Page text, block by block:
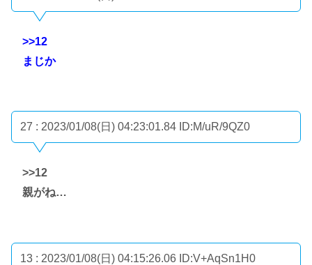
>>12
まじか
27 : 2023/01/08(日) 04:23:01.84 ID:M/uR/9QZ0
>>12
親がね…
13 : 2023/01/08(日) 04:15:26.06 ID:V+AqSn1H0